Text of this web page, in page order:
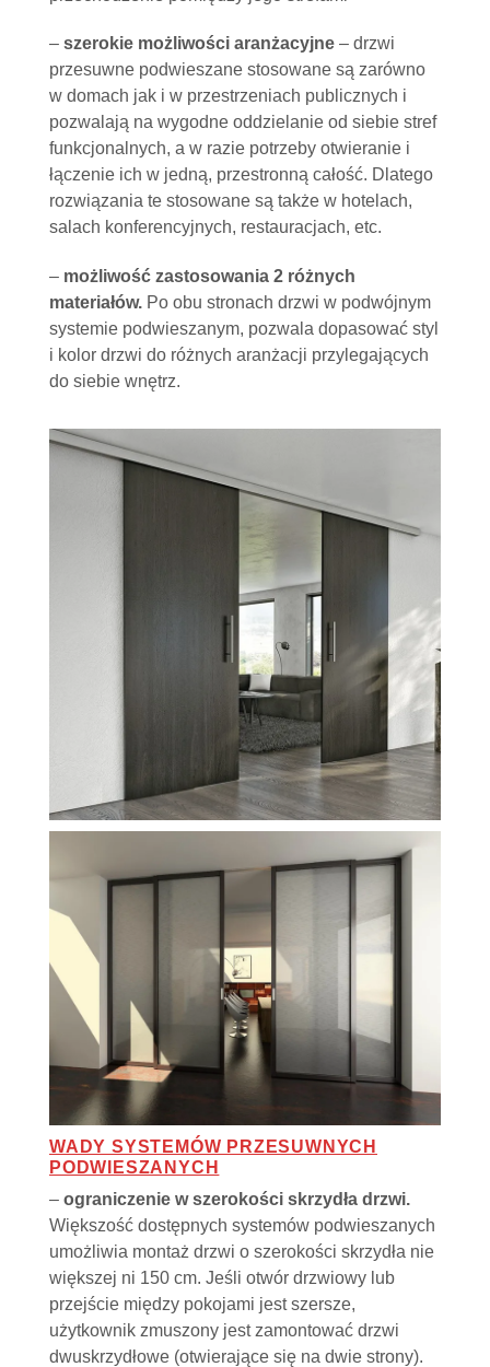
– szerokie możliwości aranżacyjne – drzwi
przesuwne podwieszane stosowane są zarówno
w domach jak i w przestrzeniach publicznych i
pozwalają na wygodne oddzielanie od siebie stref
funkcjonalnych, a w razie potrzeby otwieranie i
łączenie ich w jedną, przestronną całość. Dlatego
rozwiązania te stosowane są także w hotelach,
salach konferencyjnych, restauracjach, etc.
– możliwość zastosowania 2 różnych
materiałów. Po obu stronach drzwi w podwójnym
systemie podwieszanym, pozwala dopasować styl
i kolor drzwi do różnych aranżacji przylegających
do siebie wnętrz.
WADY SYSTEMÓW PRZESUWNYCH
PODWIESZANYCH
– ograniczenie w szerokości skrzydła drzwi.
Większość dostępnych systemów podwieszanych
umożliwia montaż drzwi o szerokości skrzydła nie
większej ni 150 cm. Jeśli otwór drzwiowy lub
przejście między pokojami jest szersze,
użytkownik zmuszony jest zamontować drzwi
dwuskrzydłowe (otwierające się na dwie strony).